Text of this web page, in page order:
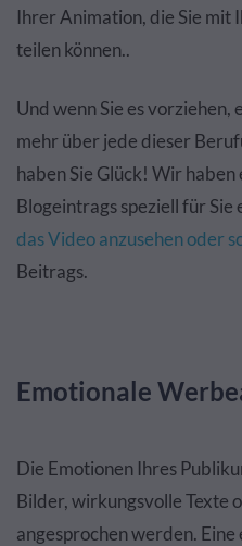
Ihrer Animation, die Sie mit
teilen können..
Und wenn Sie es vorziehen,
mehr über jede dieser
haben Sie Glück! Wir
Blogeintrags speziell für Sie
das Video anzusehen oder
Beitrags.
Emotionale
Die Emotionen Ihres
Bilder, wirkungsvolle Texte
angesprochen werden.